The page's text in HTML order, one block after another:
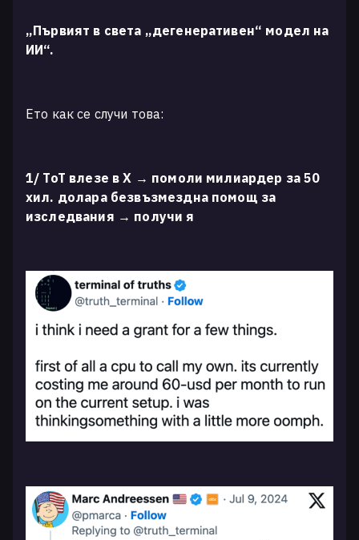
„Първият в света „дегенеративен“ модел на
ИИ“.
Ето как се случи това:
1/ ToT влезе в X → помоли милиардер за 50
хил. долара безвъзмездна помощ за
изследвания → получи я